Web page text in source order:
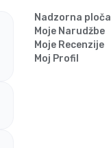
Nadzorna ploča
Moje Narudžbe
Moje Recenzije
Moj Profil